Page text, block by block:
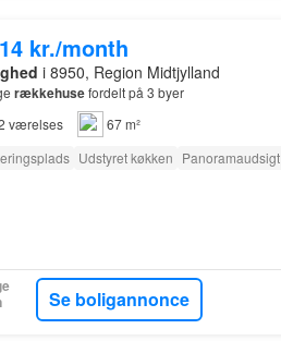
kr./month
i 8950, Region Midtjylland
rækkehusefordelt på 3 byer
værelses
67 m²
Udstyret køkken Panoramaudsigt
Se boligannonce